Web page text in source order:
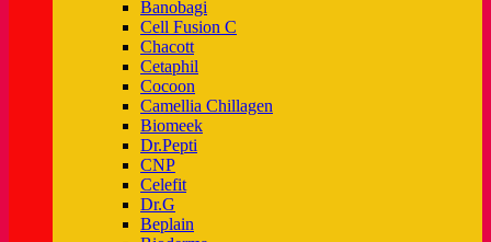
Banobagi
Cell Fusion C
Chacott
Cetaphil
Cocoon
Camellia Chillagen
Biomeek
Dr.Pepti
CNP
Celefit
Dr.G
Beplain